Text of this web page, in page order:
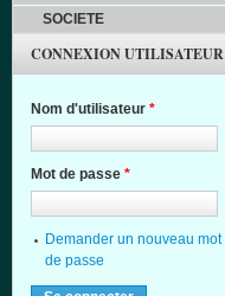
SOCIETE
CONNEXION UTILISATEUR
Nom d'utilisateur *
Mot de passe *
Demander un nouveau mot
de passe